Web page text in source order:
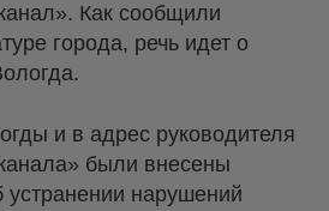
Как сообщили
города, речь идет о
и в адрес руководителя
были внесены
устранении нарушений